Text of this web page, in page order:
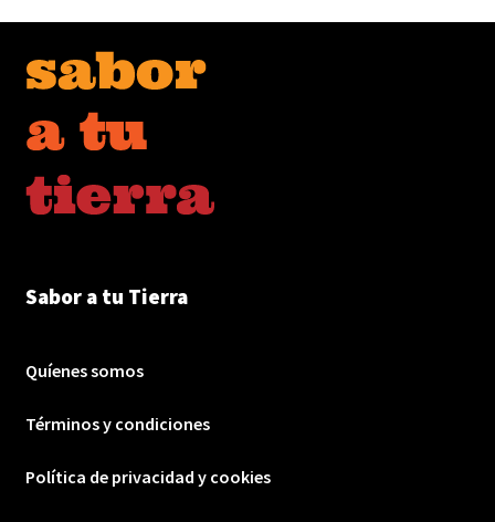
Sabor a tu Tierra
Quíenes somos
Términos y condiciones
Política de privacidad y cookies